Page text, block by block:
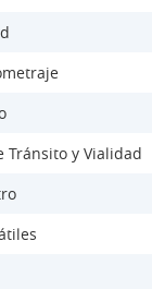
Tránsito y Vialidad